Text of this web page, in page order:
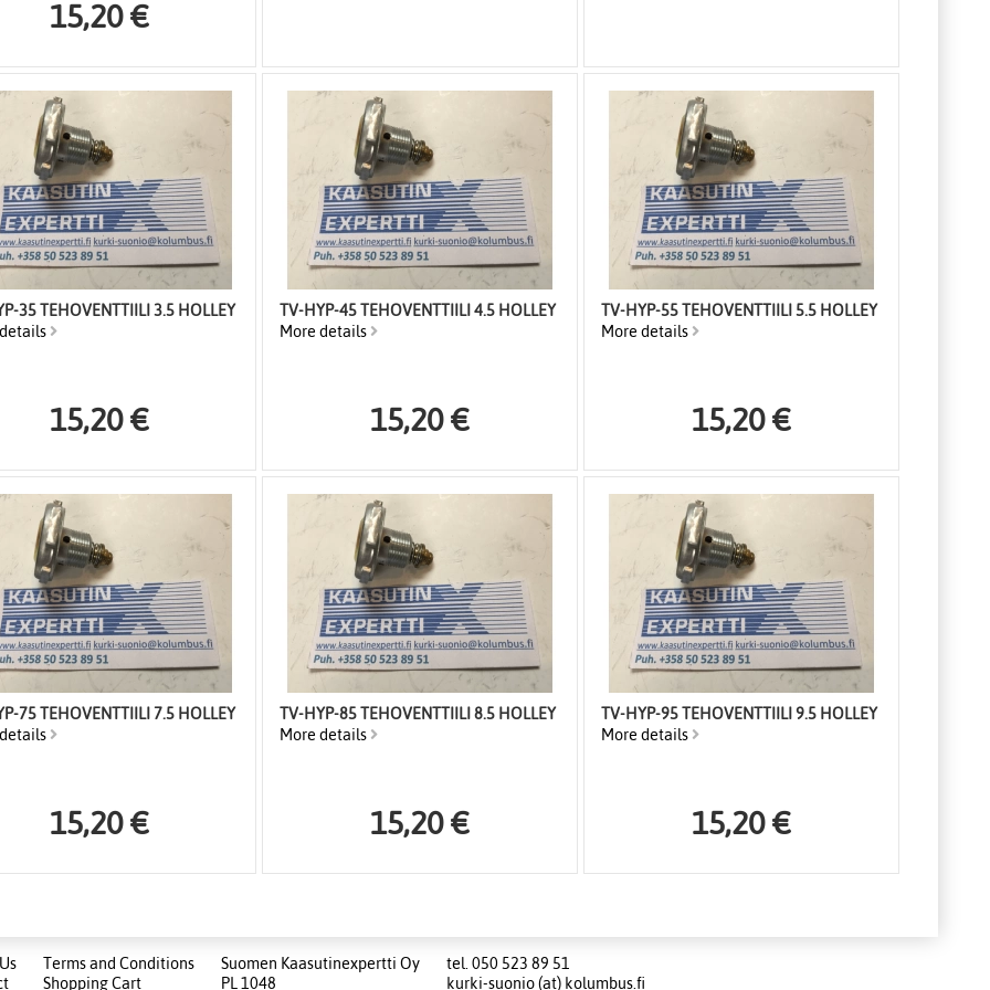
15,20 €
TV-HYP-35 TEHOVENTTIILI 3.5 HOLLEY
15,20 €
TV-HYP-45 TEHOVENTTIILI 4.5 HOLLEY
More details
15,20 €
TV-HYP-55 TEHOVENTTIILI 5.5 HOLLEY
More details
15,20 €
75 TEHOVENTTIILI 7.5 HOLLEY
15,20 €
TV-HYP-85 TEHOVENTTIILI 8.5 HOLLEY
More details
15,20 €
TV-HYP-95 TEHOVENTTIILI 9.5 HOLLEY
More details
15,20 €
Terms and Conditions
Shopping Cart
Suomen Kaasutinexpertti Oy
PL 1048
tel. 050 523 89 51
kurki-suonio (at) kolumbus.fi